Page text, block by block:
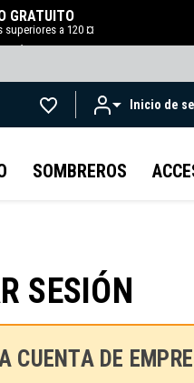
GRATUITO
superiores a 120 ¤
.
Inicio de
SOMBREROS
SESIÓN
CUENTA DE